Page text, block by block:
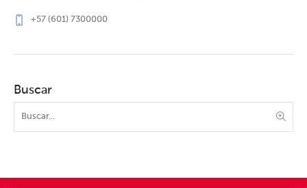
+57 (601) 7300000
Buscar